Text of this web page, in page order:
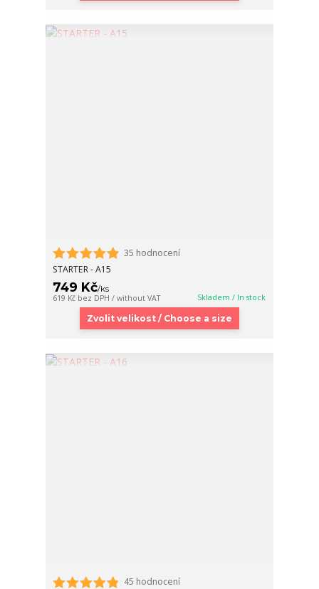
35 hodnocení
STARTER - A15
749 Kč/ks
619 Kč bez DPH / without VAT Skladem / In stock
Zvolit velikost / Choose a size
45 hodnocení